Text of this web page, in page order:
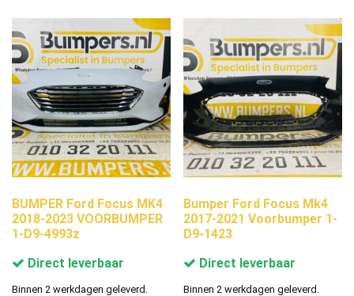
BUMPER Ford Focus MK4
2018-2023 VOORBUMPER
1-D9-4993z
Direct leverbaar
Binnen 2 werkdagen geleverd.
Bumper Ford Focus Mk4
2017-2021 Voorbumper 1-
D9-1423
Direct leverbaar
Binnen 2 werkdagen geleverd.